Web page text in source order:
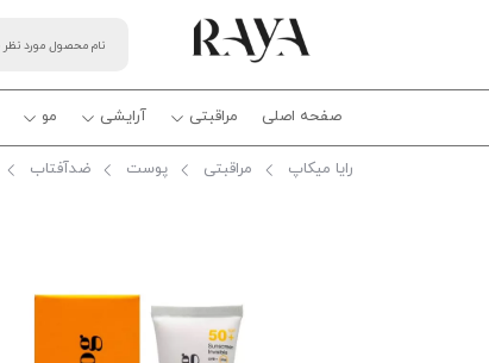
صفحه اصلی مراقبتی آرایشی مو
رایا میکاپ مراقبتی پوست ضدآفتاب